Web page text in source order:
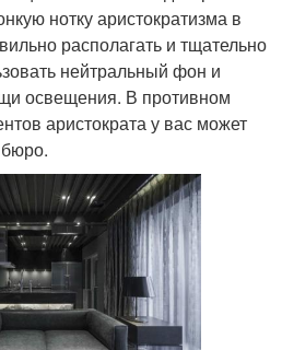
нотку аристократизма в
располагать и тщательно
нейтральный фон и
освещения. В противном
аристократа у вас может